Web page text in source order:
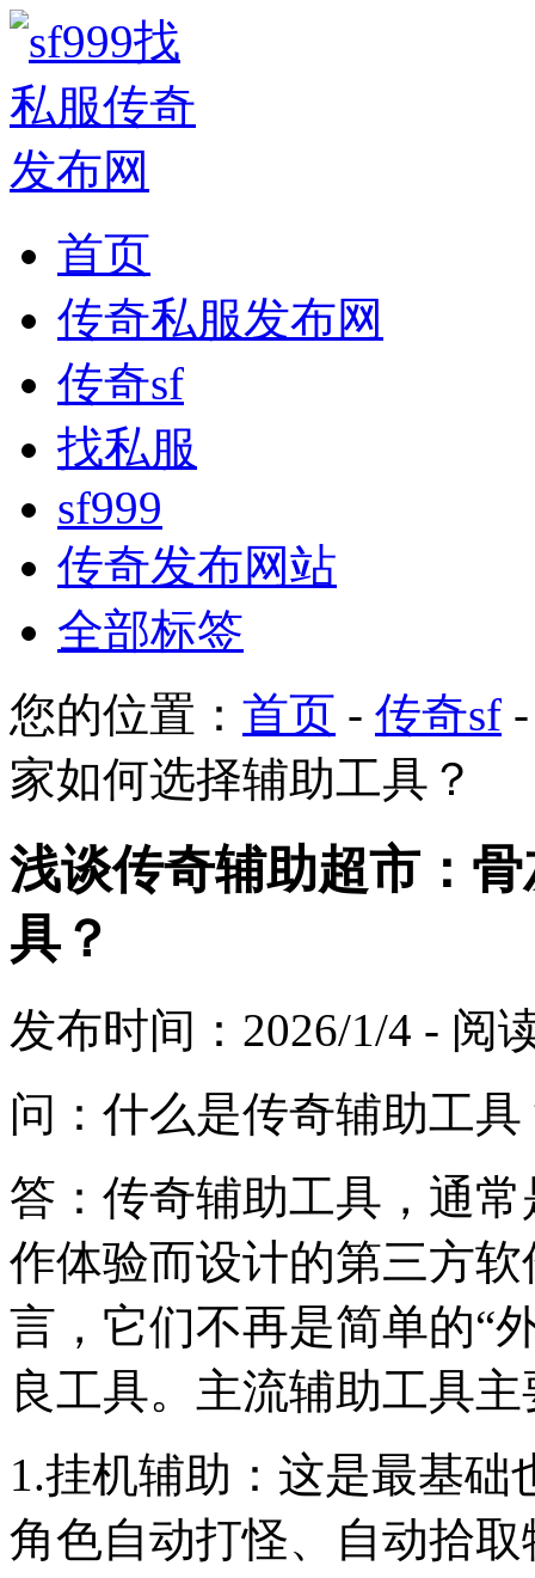
首页
传奇私服发布网
传奇sf
找私服
sf999
传奇发布网站
全部标签
您的位置： 首页 - 传奇sf
家如何选择辅助工具？
浅谈传奇辅助超市：
具？
发布时间：2026/1/4 - 阅
问：什么是传奇辅助工
答：传奇辅助工具，通
作体验而设计的第三方
言，它们不再是简单的“
良工具。主流辅助工具
1.挂机辅助：这是最基
角色自动打怪、自动拾